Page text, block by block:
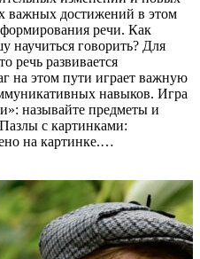
важных достижений в этом
формирования речи. Как
научиться говорить? Для
речь развивается
на этом пути играет важную
навыков. Игра
называйте предметы и
с картинками:
на картинке.…